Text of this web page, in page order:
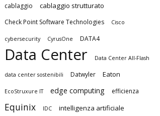
cablaggio
cablaggio strutturato
Check Point Software Technologies Cisco
cybersecurity CyrusOne DATA4
Data Center Data Center All-Flash
data center sostenibili Datwyler Eaton
EcoStruxure IT edge computing efficienza
Equinix IDC intelligenza artificiale